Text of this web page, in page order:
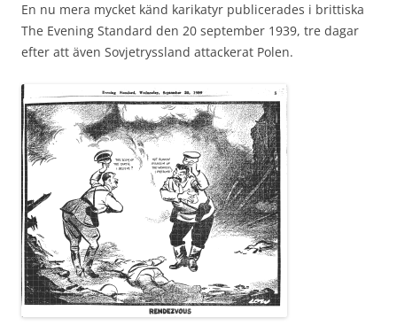
En nu mera mycket känd karikatyr publicerades i brittiska
The Evening Standard den 20 september 1939, tre dagar
efter att även Sovjetryssland attackerat Polen.